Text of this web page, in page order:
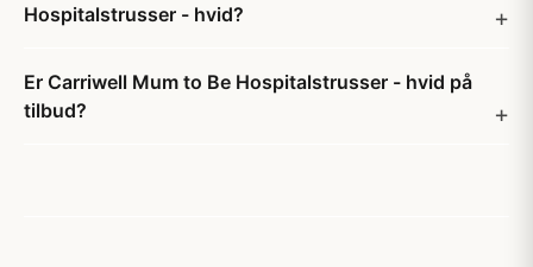
Hospitalstrusser - hvid?
Er Carriwell Mum to Be Hospitalstrusser - hvid på
tilbud?